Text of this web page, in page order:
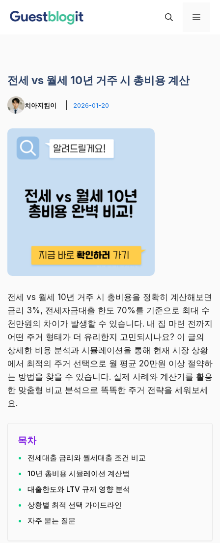
메
전세 vs 월세 10년 거주 시 총비용 계산
치아지킴이 2026-01-20
전세 vs 월세 10년 거주 시 총비용을 정확히 계산해보면
금리 3%, 전세자금대출 한도 70%를 기준으로 최대 수
천만원의 차이가 발생할 수 있습니다. 내 집 마련 전까지
어떤 주거 형태가 더 유리한지 고민되시나요? 이 글의
상세한 비용 분석과 시뮬레이션을 통해 현재 시장 상황
에서 최적의 주거 선택으로 월 평균 20만원 이상 절약하
는 방법을 찾을 수 있습니다. 실제 사례와 계산기를 활용
한 맞춤형 비교 분석으로 똑똑한 주거 전략을 세워보세
요.
목차
전세대출 금리와 월세대출 조건 비교
10년 총비용 시뮬레이션 계산법
대출한도와 LTV 규제 영향 분석
상황별 최적 선택 가이드라인
자주 묻는 질문